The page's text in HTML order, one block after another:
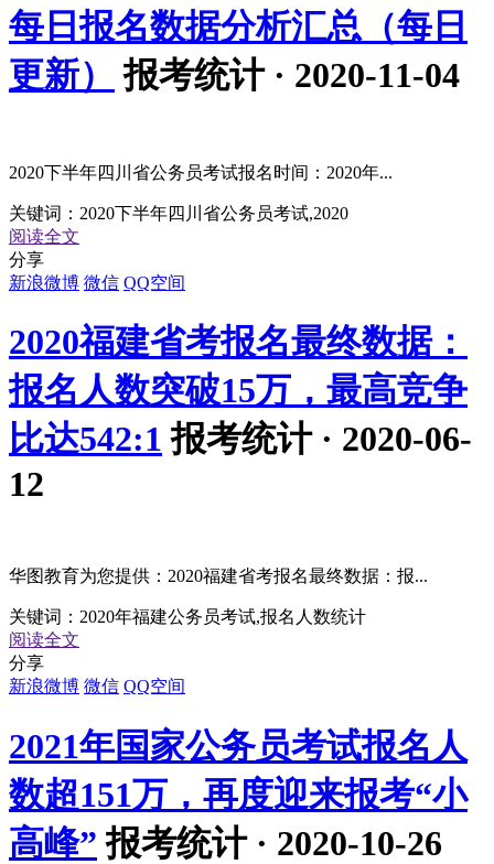
每日报名数据分析汇总（每日
更新）
报考统计 · 2020-11-04
2020下半年四川省公务员考试报名时间：2020年...
关键词： 2020下半年四川省公务员考试,2020
阅读全文
分享
新浪微博 微信 QQ空间
2020福建省考报名最终数据：
报名人数突破15万，最高竞争
比达542:1 报考统计 · 2020-06-
12
华图教育为您提供：2020福建省考报名最终数据：报...
关键词： 2020年福建公务员考试,报名人数统计
阅读全文
分享
新浪微博 微信 QQ空间
2021年国家公务员考试报名人
数超151万，再度迎来报考“小
高峰” 报考统计 · 2020-10-26